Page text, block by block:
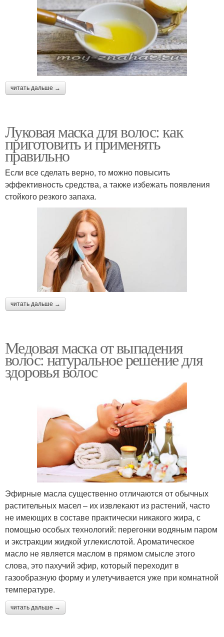
читать дальше →
Луковая маска для волос: как
приготовить и применять
правильно
Если все сделать верно, то можно повысить
эффективность средства, а также избежать появления
стойкого резкого запаха.
читать дальше →
Медовая маска от выпадения
волос: натуральное решение для
здоровья волос
Эфирные масла существенно отличаются от обычных
растительных масел – их извлекают из растений, часто
не имеющих в составе практически никакого жира, с
помощью особых технологий: перегонки водяным паром
и экстракции жидкой углекислотой. Ароматическое
масло не является маслом в прямом смысле этого
слова, это пахучий эфир, который переходит в
газообразную форму и улетучивается уже при комнатной
температуре.
читать дальше →